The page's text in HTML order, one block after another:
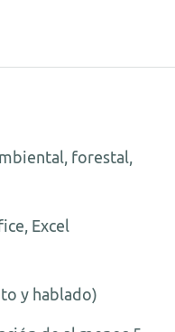
forestal,
Excel
y hablado)